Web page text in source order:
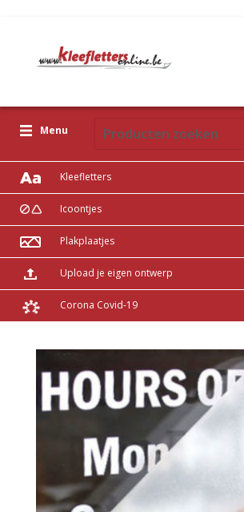
Menu
Kleefletters
Icoontjes
Plakplaatjes
Upload je eigen ontwerp
Corona Covid-19